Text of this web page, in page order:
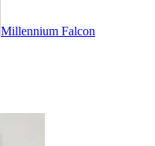
Millennium Falcon